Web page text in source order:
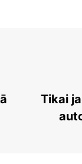
Tikai